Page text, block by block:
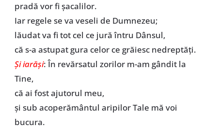
pradă vor fi șacalilor.
Iar regele se va veseli de Dumnezeu;
lăudat va fi tot cel ce jură întru Dânsul,
că s-a astupat gura celor ce grăiesc nedreptăți.
Și iarăși: În revărsatul zorilor m-am gândit la
Tine,
că ai fost ajutorul meu,
și sub acoperământul aripilor Tale mă voi
bucura.